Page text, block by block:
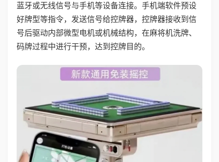
蓝牙或无线信号与手机等设备连接。手机端软件预设
好牌型等指令，发送信号给控牌器，控牌器接收到信
号后驱动内部微型电机或机械结构，在麻将机洗牌、
码牌过程中进行干预，达到控牌目的。